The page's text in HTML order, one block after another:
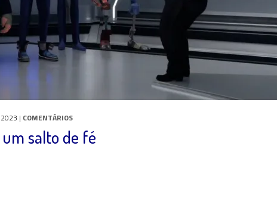
| COMENTÁRIOS
salto de fé